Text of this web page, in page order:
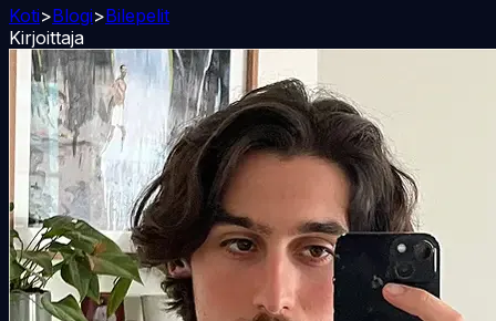
Koti>Blogi>Bilepelit
Kirjoittaja